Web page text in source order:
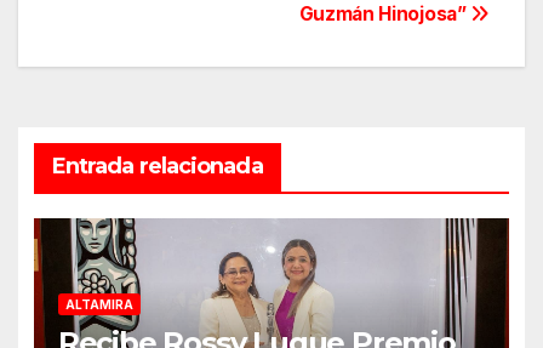
Guzmán Hinojosa”
Entrada relacionada
ALTAMIRA